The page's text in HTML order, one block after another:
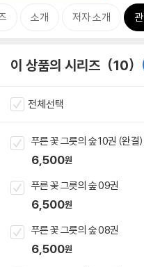
소개 저자 소개
이 상품의 시리즈 10
전체선택
푸른 꽃 그릇의 숲 10권 (완결)
6,500원
푸른 꽃 그릇의 숲 09권
6,500원
푸른 꽃 그릇의 숲 08권
6,500원